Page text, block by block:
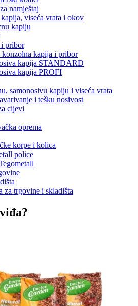
namještaj
viseća vrata i okov
kapiju
pribor
konzolna kapija i pribor
kapija STANDARD
kapija PROFI
samonosivu kapiju i viseća vrata
i tešku nosivost
cijevi
oprema
korpe i kolica
police
za trgovine i skladišta